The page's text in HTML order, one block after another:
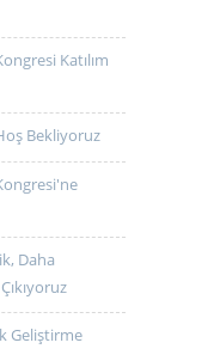
Katılım
Bekliyoruz
Daha
Geliştirme